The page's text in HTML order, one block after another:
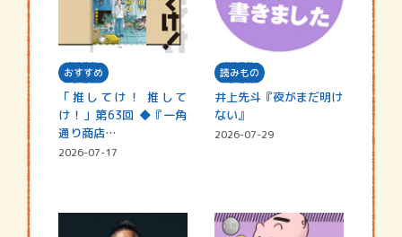
おすすめ
「推してけ！ 推して
け！」第63回 ◆『一角
通り商店…
2026-07-17
読みもの
井上先斗『夜がまだ明け
ない』
2026-07-29